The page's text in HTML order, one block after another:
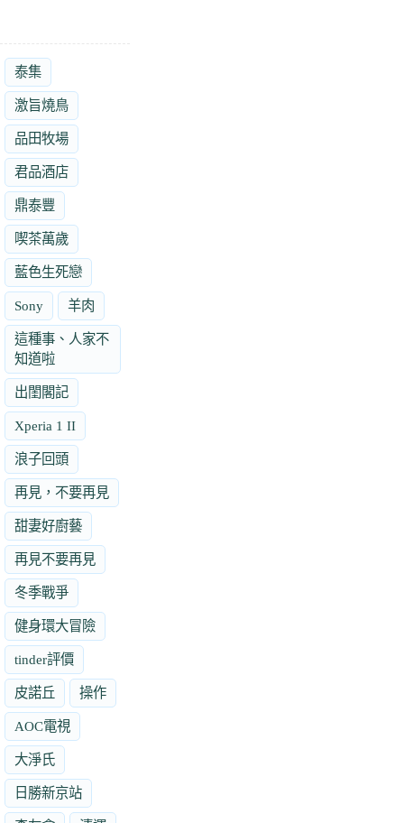
泰集
激旨燒鳥
品田牧場
君品酒店
鼎泰豐
喫茶萬歲
藍色生死戀
Sony 羊肉
這種事、人家不
知道啦
出閨閣記
Xperia 1 II
浪子回頭
再見，不要再見
甜妻好廚藝
再見不要再見
冬季戰爭
健身環大冒險
tinder評價
皮諾丘 操作
AOC電視
大淨氏
日勝新京站